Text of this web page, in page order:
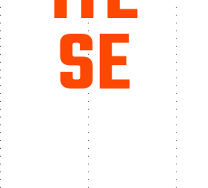
SE